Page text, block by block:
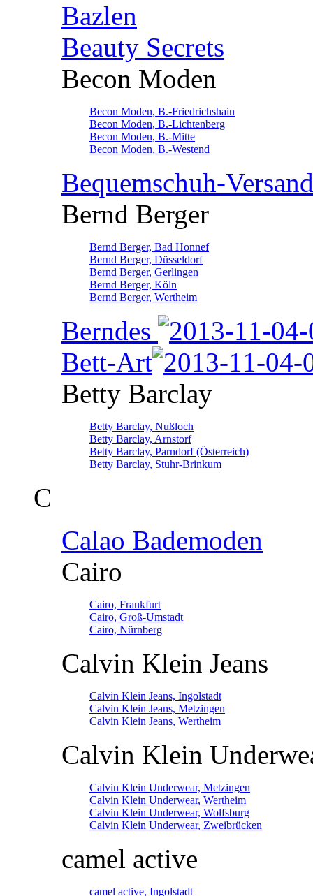
Bazlen
Beauty Secrets
Becon Moden
Becon Moden, B.-Friedrichshain
Becon Moden, B.-Lichtenberg
Becon Moden, B.-Mitte
Becon Moden, B.-Westend
Bequemschuh-Versand
Bernd Berger
Bernd Berger, Bad Honnef
Bernd Berger, Düsseldorf
Bernd Berger, Gerlingen
Bernd Berger, Köln
Bernd Berger, Wertheim
Berndes
Bett-Art
Betty Barclay
Betty Barclay, Nußloch
Betty Barclay, Arnstorf
Betty Barclay, Parndorf (Österreich)
Betty Barclay, Stuhr-Brinkum
C
Calao Bademoden
Cairo
Cairo, Frankfurt
Cairo, Groß-Umstadt
Cairo, Nürnberg
Calvin Klein Jeans
Calvin Klein Jeans, Ingolstadt
Calvin Klein Jeans, Metzingen
Calvin Klein Jeans, Wertheim
Calvin Klein
Calvin Klein Underwear, Metzingen
Calvin Klein Underwear, Wertheim
Calvin Klein Underwear, Wolfsburg
Calvin Klein Underwear, Zweibrücken
camel active
camel active, Ingolstadt